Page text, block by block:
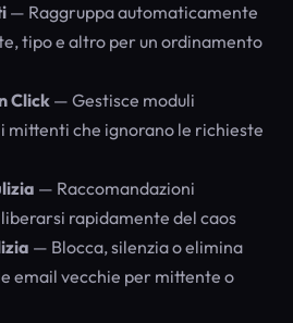
— Raggruppa automaticamente
tipo e altro per un ordinamento
Click — Gestisce moduli
mittenti che ignorano le richieste
— Raccomandazioni
rapidamente del caos
— Blocca, silenzia o elimina
email vecchie per mittente o